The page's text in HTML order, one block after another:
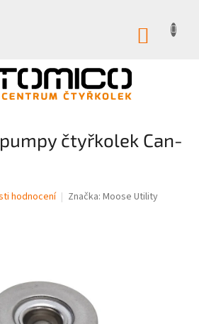
čtyřkolek Can-
hodnocení Značka: Moose Utility